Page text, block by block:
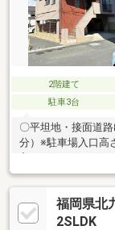
2階建て
駐車3台
〇平坦地・接面道
分）※駐車場入口高
福岡県北
2SLDK